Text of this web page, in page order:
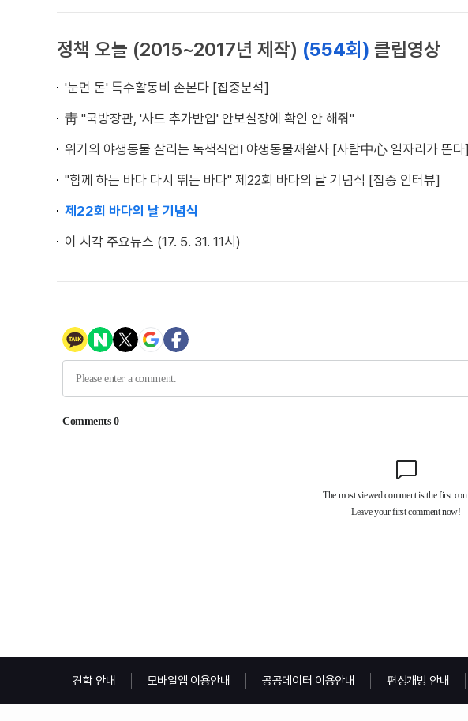
정책 오늘 (2015~2017년 제작) (554회) 클립영상
'눈먼 돈' 특수활동비 손본다 [집중분석]
靑 "국방장관, '사드 추가반입' 안보실장에 확인 안 해줘"
위기의 야생동물 살리는 녹색직업! 야생동물재활사 [사람中心 일자리가 뜬다]
"함께 하는 바다 다시 뛰는 바다" 제22회 바다의 날 기념식 [집중 인터뷰]
제22회 바다의 날 기념식
이 시각 주요뉴스 (17. 5. 31. 11시)
견학 안내 모바일앱 이용안내 공공데이터 이용안내 편성개방 안내